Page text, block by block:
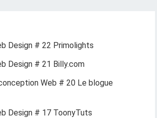
Design # 22 Primolights
Design # 21 Billy.com
Web # 20 Le blogue
Design # 17 ToonyTuts